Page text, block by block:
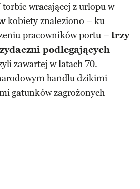
wracającej z urlopu w
kobiety znaleziono – ku
pracowników portu – trzy
podlegających
zawartej w latach 70.
handlu dzikimi
gatunków zagrożonych